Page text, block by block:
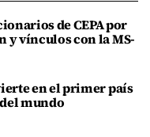
de CEPA por
y vínculos con la MS-
en el primer país
mundo